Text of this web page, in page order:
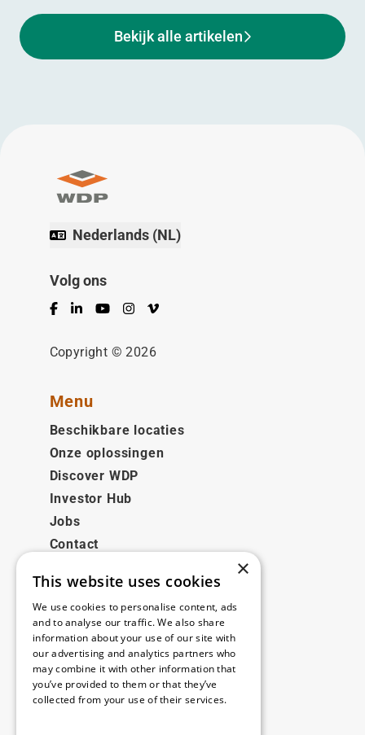
Bekijk alle artikelen
Nederlands (NL)
Volg ons
Facebook
LinkedInYouTubeInstagram
Vimeo
Copyright © 2026
Menu
Beschikbare locaties
Onze oplossingen
Discover WDP
Investor Hub
Jobs
Contact
Juridisch
Disclaimer
Privacy policy
Cookie policy
×
This website uses cookies
We use cookies to personalise content, ads
and to analyse our traffic. We also share
information about your use of our site with
our advertising and analytics partners who
may combine it with other information that
you’ve provided to them or that they’ve
collected from your use of their services.